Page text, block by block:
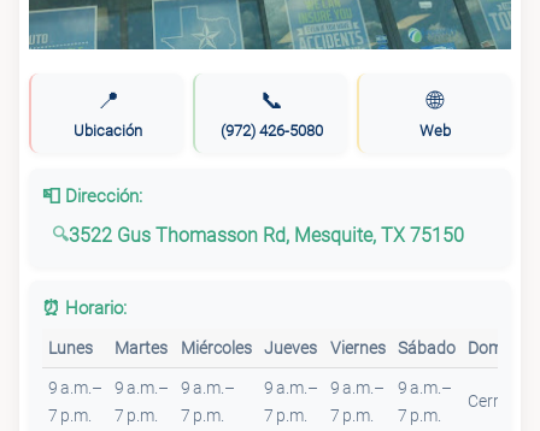
📍
Ubicación
📞
(972) 426-5080
🌐
Web
📮 Dirección:
3522 Gus Thomasson Rd, Mesquite, TX 75150
⏰ Horario:
Lunes Martes Miércoles Jueves Viernes Sábado Domingo
9 a.m.–
7 p.m.
9 a.m.–
7 p.m.
9 a.m.–
7 p.m.
9 a.m.–
7 p.m.
9 a.m.–
7 p.m.
9 a.m.–
7 p.m.
Cerrado